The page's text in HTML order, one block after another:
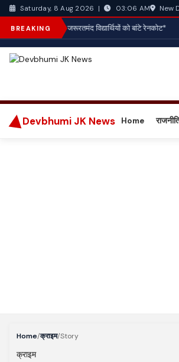
Saturday, 8 Aug 2026 | 03:06 AM New
BREAKING
क्लब ऋषिकेश ने जरूरतमंद विद्यार्थियों को बांटे रेनकोट*
Devbhumi JK News Home
Home/क्राइम/Story
क्राइम